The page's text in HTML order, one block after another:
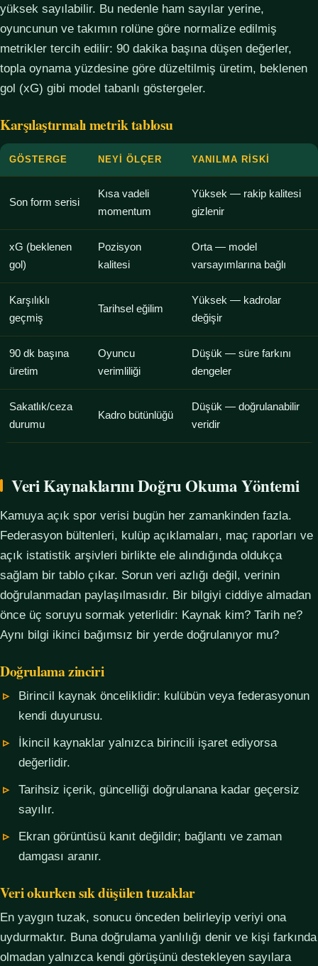
yüksek sayılabilir. Bu nedenle ham sayılar yerine,
oyuncunun ve takımın rolüne göre normalize edilmiş
metrikler tercih edilir: 90 dakika başına düşen değerler,
topla oynama yüzdesine göre düzeltilmiş üretim, beklenen
gol (xG) gibi model tabanlı göstergeler.
Karşılaştırmalı metrik tablosu
GÖSTERGE NEYI ÖLÇER YANILMA RISKI
Son form serisi
Kısa vadeli
momentum
Yüksek — rakip kalitesi
gizlenir
xG (beklenen
gol)
Pozisyon
kalitesi
Orta — model
varsayımlarına bağlı
Karşılıklı
geçmiş
Tarihsel eğilim
Yüksek — kadrolar
değişir
90 dk başına
üretim
Oyuncu
verimliliği
Düşük — süre farkını
dengeler
Sakatlık/ceza
durumu
Kadro bütünlüğü
Düşük — doğrulanabilir
veridir
Veri Kaynaklarını Doğru Okuma Yöntemi
Kamuya açık spor verisi bugün her zamankinden fazla.
Federasyon bültenleri, kulüp açıklamaları, maç raporları ve
açık istatistik arşivleri birlikte ele alındığında oldukça
sağlam bir tablo çıkar. Sorun veri azlığı değil, verinin
doğrulanmadan paylaşılmasıdır. Bir bilgiyi ciddiye almadan
önce üç soruyu sormak yeterlidir: Kaynak kim? Tarih ne?
Aynı bilgi ikinci bağımsız bir yerde doğrulanıyor mu?
Doğrulama zinciri
Birincil kaynak önceliklidir: kulübün veya federasyonun
kendi duyurusu.
İkincil kaynaklar yalnızca birincili işaret ediyorsa
değerlidir.
Tarihsiz içerik, güncelliği doğrulanana kadar geçersiz
sayılır.
Ekran görüntüsü kanıt değildir; bağlantı ve zaman
damgası aranır.
Veri okurken sık düşülen tuzaklar
En yaygın tuzak, sonucu önceden belirleyip veriyi ona
uydurmaktır. Buna doğrulama yanlılığı denir ve kişi farkında
olmadan yalnızca kendi görüşünü destekleyen sayılara